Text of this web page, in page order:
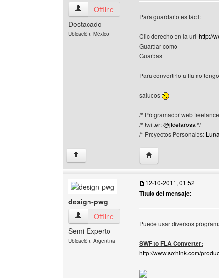
buzzdungeon Ver perfil del usuario
Offline
Destacado
Ubicación: México
Para guardarlo es fácil:
Clic derecho en la url:http://
Guardar como
Guardas
Para convertirlo a fla no
saludos
/* Programador web
/* twitter:@jfdelarosa */
/* Proyectos Personales:
↑ Visitar sitio web del
design-pwg
design-pwg Ver perfil del usuario
Offline
Semi-Experto
Ubicación: Argentina
12-10-2011, 01:52
Título del mensaje:
Puede usar diversos
SWF to FLA Converter:
http://www.sothink.com/